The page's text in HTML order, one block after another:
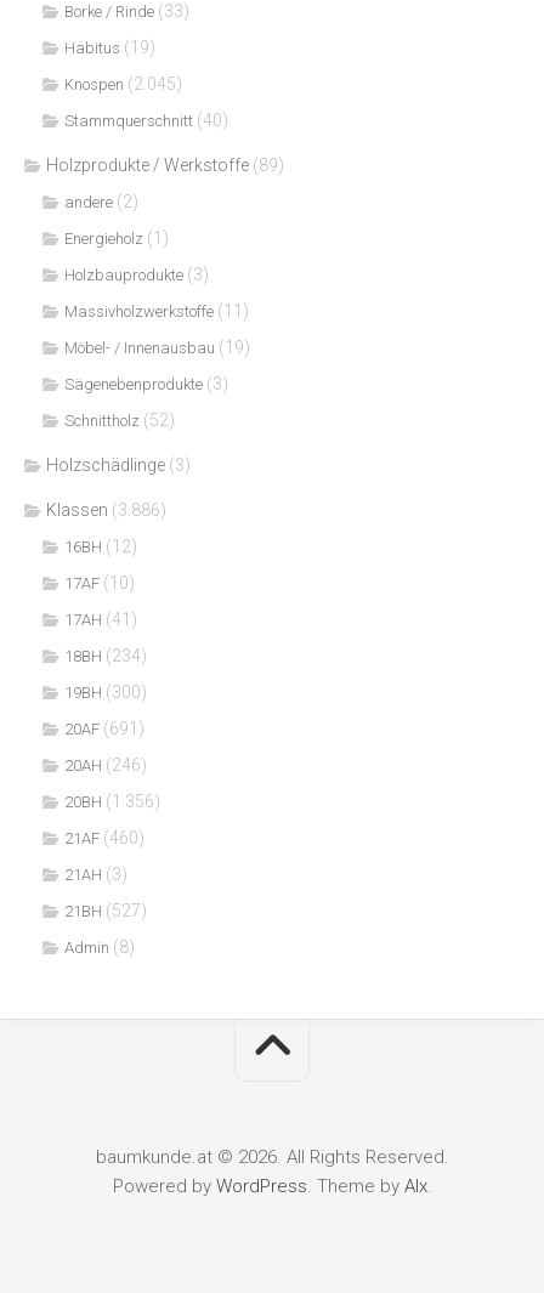
Borke / Rinde (33)
Habitus (19)
Knospen (2.045)
Stammquerschnitt (40)
Holzprodukte / Werkstoffe (89)
andere (2)
Energieholz (1)
Holzbauprodukte (3)
Massivholzwerkstoffe (11)
Möbel- / Innenausbau (19)
Sägenebenprodukte (3)
Schnittholz (52)
Holzschädlinge (3)
Klassen (3.886)
16BH (12)
17AF (10)
17AH (41)
18BH (234)
19BH (300)
20AF (691)
20AH (246)
20BH (1.356)
21AF (460)
21AH (3)
21BH (527)
Admin (8)
baumkunde.at © 2026. All Rights Reserved.
Powered by WordPress. Theme by Alx.